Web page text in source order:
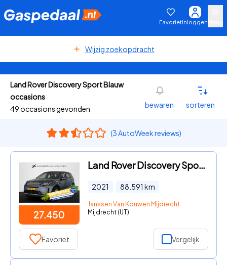
FavorietInloggen
Wijzig zoekopdracht
Land Rover Discovery Sport Blauw
occasions
49 occasions gevonden
bewaren sorteren
(3 AutoWeek reviews)
27.450
Land Rover Discovery Sport - P300e 1.5 S 360 Camera Trekhaak Memory Meridian
2021 88.591 km
Janssen Van Kouwen Mijdrecht
Mijdrecht (UT)
Favoriet Vergelijk